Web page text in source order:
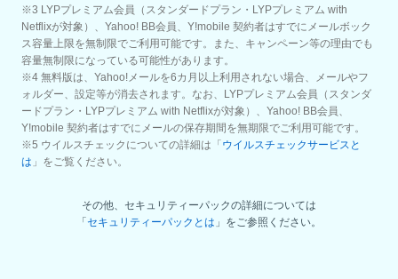
※3 LYPプレミアム会員（スタンダードプラン・LYPプレミアム with
Netflixが対象）、Yahoo! BB会員、Y!mobile 契約者はすでにメールボック
ス容量上限を無制限でご利用可能です。また、キャンペーン等の理由でも
容量無制限になっている可能性があります。
※4 無料版は、Yahoo!メールを6カ月以上利用されない場合、メールやフ
ォルダー、設定等が消去されます。なお、LYPプレミアム会員（スタンダ
ードプラン・LYPプレミアム with Netflixが対象）、Yahoo! BB会員、
Y!mobile 契約者はすでにメールの保存期間を無期限でご利用可能です。
※5 ウイルスチェックについての詳細は「 ウイルスチェックサービスと
は 」をご覧ください。
その他、セキュリティーパックの詳細については
「 セキュリティーパックとは 」をご参照ください。